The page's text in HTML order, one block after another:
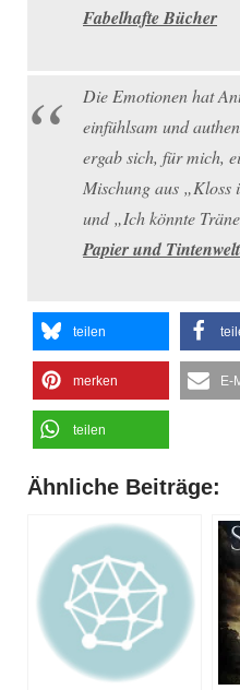
Fabelhafte Bücher
Die Emotionen hat
einfühlsam und
ergab sich, für mich,
Mischung aus „Kloss
und „Ich könnte
Papier und
teilen
merken E-
teilen
Ähnliche Beiträge: